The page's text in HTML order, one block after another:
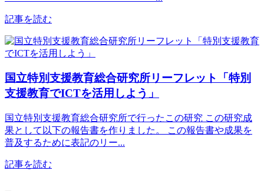
記事を読む
国立特別支援教育総合研究所リーフレット「特別
支援教育でICTを活用しよう」
国立特別支援教育総合研究所で行ったこの研究 この研究成
果として以下の報告書を作りました。 この報告書や成果を
普及するために表記のリー...
記事を読む